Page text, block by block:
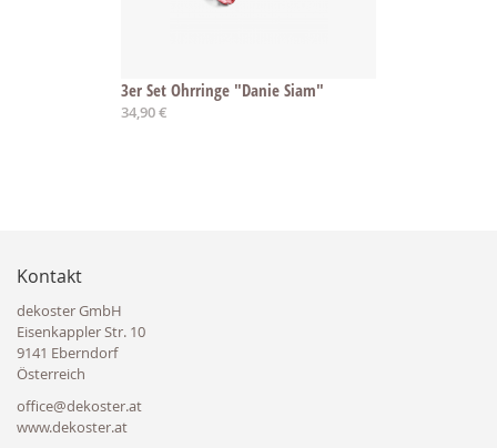
3er Set Ohrringe "Danie Siam"
34,90 €
Kontakt
dekoster GmbH
Eisenkappler Str. 10
9141 Eberndorf
Österreich
office@dekoster.at
www.dekoster.at